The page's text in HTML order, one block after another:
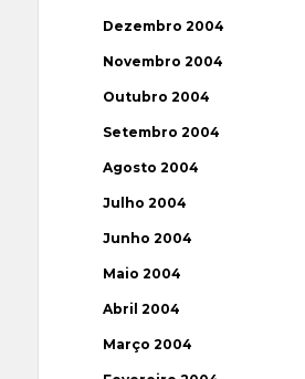
Dezembro 2004
Novembro 2004
Outubro 2004
Setembro 2004
Agosto 2004
Julho 2004
Junho 2004
Maio 2004
Abril 2004
Março 2004